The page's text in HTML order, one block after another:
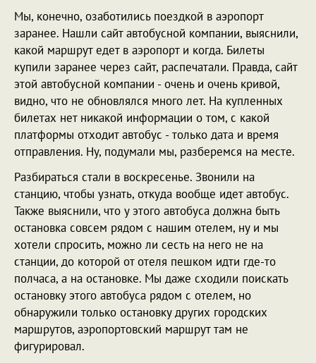
Мы, конечно, озаботились поездкой в аэропорт
заранее. Нашли сайт автобусной компании, выяснили,
какой маршрут едет в аэропорт и когда. Билеты
купили заранее через сайт, распечатали. Правда, сайт
этой автобусной компании - очень и очень кривой,
видно, что не обновлялся много лет. На купленных
билетах нет никакой информации о том, с какой
платформы отходит автобус - только дата и время
отправления. Ну, подумали мы, разберемся на месте.
Разбираться стали в воскресенье. Звонили на
станцию, чтобы узнать, откуда вообще идет автобус.
Также выяснили, что у этого автобуса должна быть
остановка совсем рядом с нашим отелем, ну и мы
хотели спросить, можно ли сесть на него не на
станции, до которой от отеля пешком идти где-то
полчаса, а на остановке. Мы даже сходили поискать
остановку этого автобуса рядом с отелем, но
обнаружили только остановку других городских
маршрутов, аэропортовский маршрут там не
фигурировал.